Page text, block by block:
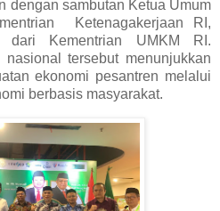
dengan sambutan Ketua Umum
Ketenagakerjaan RI,
dari Kementrian UMKM RI.
tersebut menunjukkan
ekonomi pesantren melalui
berbasis masyarakat.